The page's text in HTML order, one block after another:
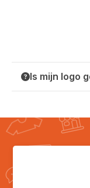
Is mijn logo